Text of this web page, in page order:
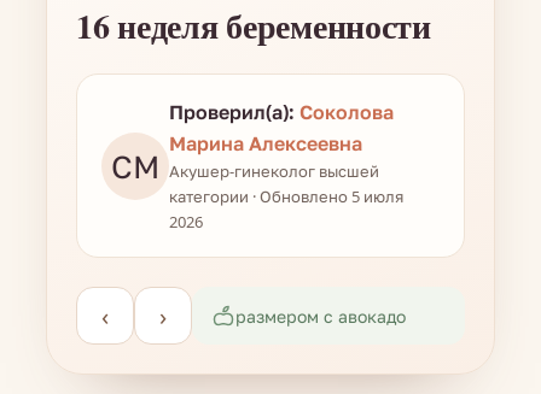
16 неделя беременности
СМ
Проверил(а): Соколова
Марина Алексеевна
Акушер-гинеколог высшей
категории · Обновлено 5 июля
2026
‹ › размером с авокадо